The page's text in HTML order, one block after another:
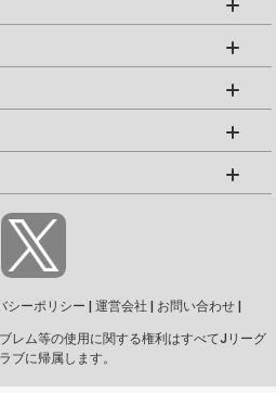
シーポリシー 運営会社 お問い合わせ
レム等の使用に関する権利はすべてJリーグ
ブに帰属します。